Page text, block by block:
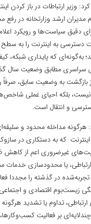
وزیر ارتباطات در باز کردن
مدیران ارشد وزارتخانه در
دقیق سیاست‌ها و رویکرد
به اینترنت را به
به‌گونه‌ای که پایداری
سراسری مطابق وضعیت سال
بازگشت به وضعیت سابق،
بلکه احیای عملی
و انتقال است.
هرگونه مداخله محدود و
که به دستکاری در
غیرضروری اعم از کاهش
یا محدودسازی خدمات
در گذشته را مجددا
زیست‌بوم اقتصادی و
تداوم یا تشدید
چندلایه‌ای بر فعالیت